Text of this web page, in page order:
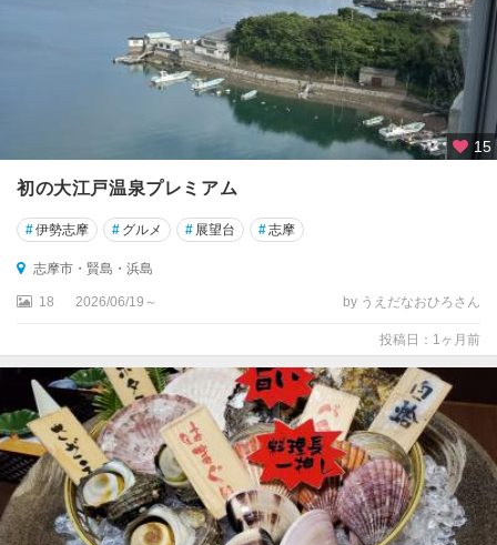
五
所
・
度
志
摩
市
・
賢
島
・
浜
15
初の大江戸温泉プレミアム
#伊勢志摩 # グルメ # 展望台 #志摩
志摩市・賢島・浜島
18 2026/06/19～ by うえだなおひろさん
投稿日：1ヶ月前